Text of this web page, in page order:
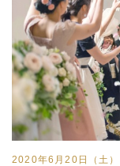
2020年6月20日（土）